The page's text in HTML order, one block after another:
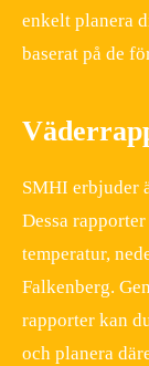
enkelt planera
baserat på de
SMHI erbjuder
Dessa
temperatur,
Falkenberg.
rapporter kan
och planera